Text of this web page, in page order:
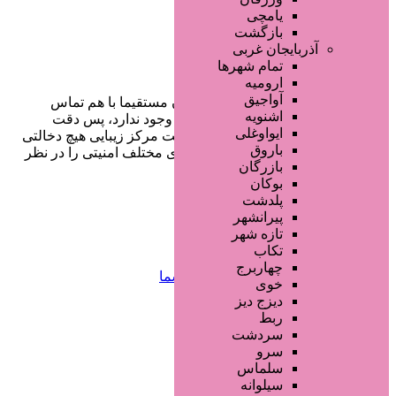
یامچی
بازگشت
آذربایجان غربی
تمام شهر‌ها
ارومیه
آواجیق
اشنویه
ایواوغلی
باروق
بازرگان
بوکان
پلدشت
پیرانشهر
تازه شهر
تکاب
چهاربرج
خوی
دیزج دیز
ربط
سردشت
سرو
سلماس
سیلوانه
در سایت تبلیغاتی مرکز زیبایی کاربران مستقیما با هم تماس
می‌گیرند و هیچ واسطه‌ای در این میان وجود ندارد، پس دقت
فرمایید که در خرید و فروشِ شما سایت مرکز زیبایی هیچ دخالتی
نداشته و کاربران باید خودشان جنبه‌های مختلف امنیتی را در نظر
دسترسی سریع
صفحه اختصاصی کسب و کار شما
ثبت آگهی انبوه تبلیغاتی
سفارش رپورتاژ آگهی
طراحی سایت : ققنوس پارس